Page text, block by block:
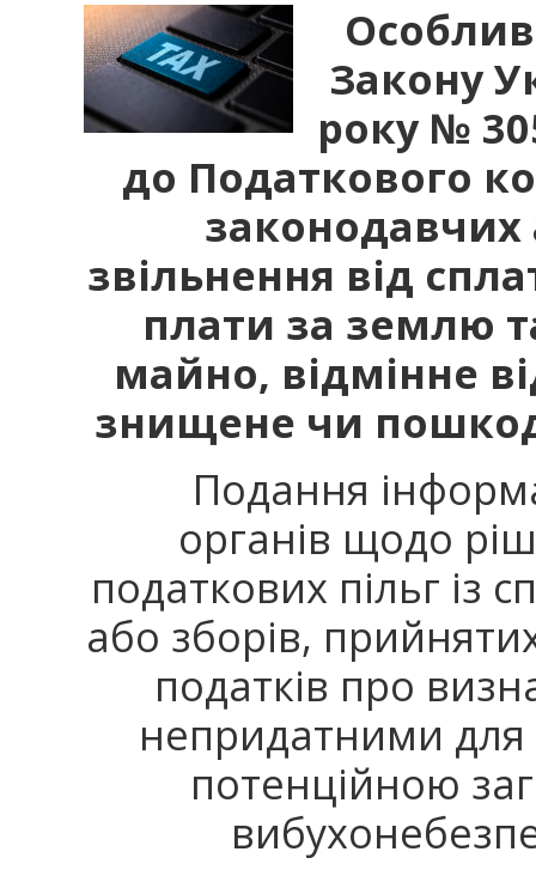
Закону
року №
до Податкового
законодавчих
звільнення від
плати за землю
майно, відмінне
знищене чи
Подання
органів щодо
податкових пільг із
або зборів,
податків про
непридатними для
потенційною